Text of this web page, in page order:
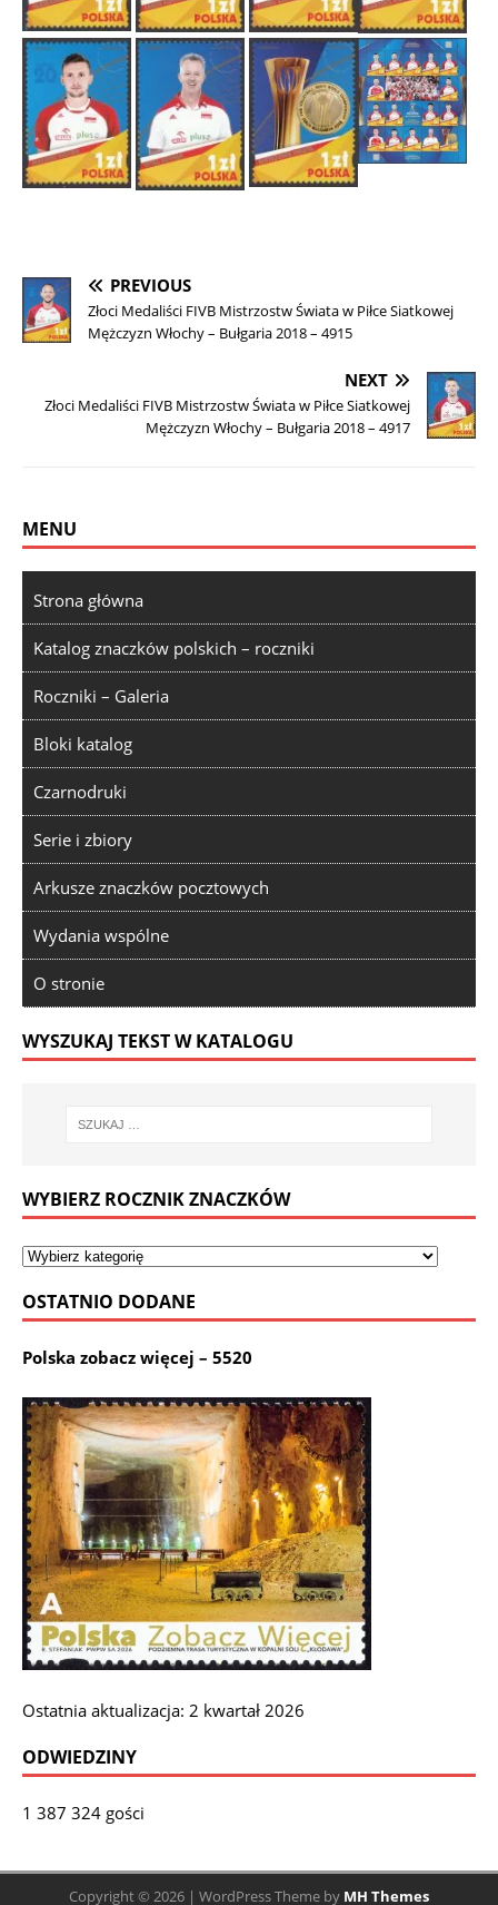
PREVIOUS
Złoci Medaliści FIVB Mistrzostw Świata w Piłce Siatkowej
Mężczyzn Włochy – Bułgaria 2018 – 4915
NEXT
Złoci Medaliści FIVB Mistrzostw Świata w Piłce Siatkowej
Mężczyzn Włochy – Bułgaria 2018 – 4917
MENU
Strona główna
Katalog znaczków polskich – roczniki
Roczniki – Galeria
Bloki katalog
Czarnodruki
Serie i zbiory
Arkusze znaczków pocztowych
Wydania wspólne
O stronie
WYSZUKAJ TEKST W KATALOGU
WYBIERZ ROCZNIK ZNACZKÓW
OSTATNIO DODANE
Polska zobacz więcej – 5520
Ostatnia aktualizacja: 2 kwartał 2026
ODWIEDZINY
1 387 324 gości
Copyright © 2026 | WordPress Theme by MH Themes